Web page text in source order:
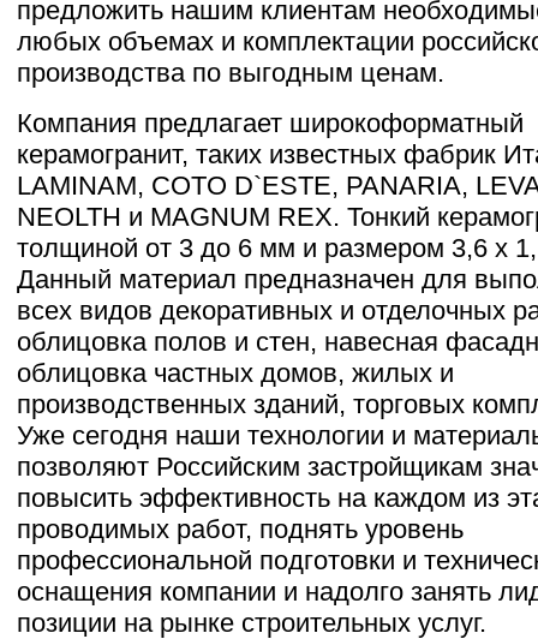
предложить нашим клиентам
любых объемах и комплектации
производства по выгодным ценам.
Компания предлагает широкоформатный
керамогранит, таких известных фабрик
LAMINAM, COTO D`ESTE, PANARIA,
NEOLTH и MAGNUM REX. Тонкий
толщиной от 3 до 6 мм и размером 3,6 х
Данный материал предназначен для
всех видов декоративных и отделочных
облицовка полов и стен, навесная
облицовка частных домов, жилых и
производственных зданий, торговых
Уже сегодня наши технологии и
позволяют Российским застройщикам
повысить эффективность на каждом из
проводимых работ, поднять уровень
профессиональной подготовки и
оснащения компании и надолго занять
позиции на рынке строительных услуг.